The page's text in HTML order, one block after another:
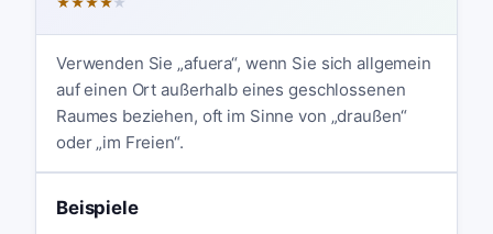
Verwenden Sie „afuera“, wenn Sie sich allgemein
auf einen Ort außerhalb eines geschlossenen
Raumes beziehen, oft im Sinne von „draußen“
oder „im Freien“.
Beispiele